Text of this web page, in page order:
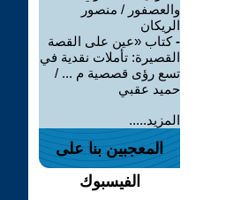
والعصفور / منصور
الريكان
-كتاب «عين على القصة
القصيرة: تأملات نقدية في
تسع رؤى قصصية م ... /
حميد عقبي
المزيد.....
المعجبين بنا على
الفيسبوك